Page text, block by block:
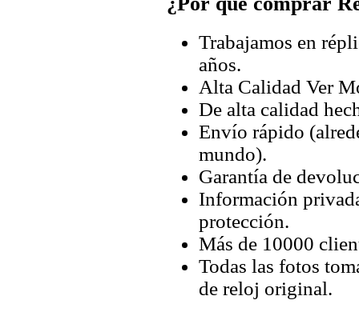
Trabajamos en
años.
Alta Calidad Ver
De alta calidad
Envío rápido
mundo).
Garantía de
Información
protección.
Más de 10000
Todas las fotos
de reloj original.